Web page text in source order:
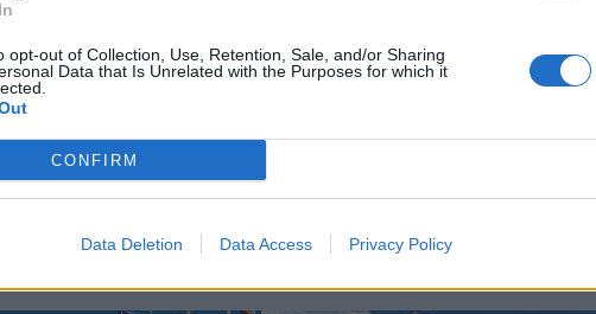
opt-out of Collection, Use, Retention, Sale, and/or Sharing
Data that Is Unrelated with the Purposes for which it
CONFIRM
Data Deletion Data Access Privacy Policy
,Λίον Λίτβακ,πλαστές
Δείτε επίσης